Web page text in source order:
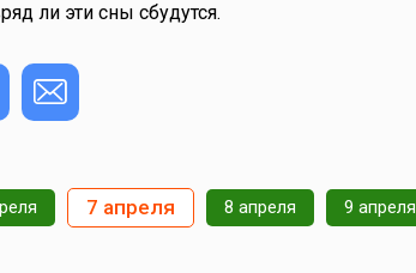
ли эти сны сбудутся.
7 апреля 8 апреля 9 апреля